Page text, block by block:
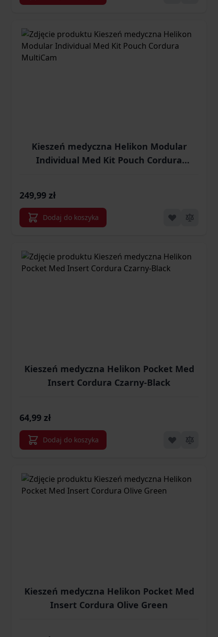
Kieszeń medyczna Helikon Modular
Individual Med Kit Pouch Cordura
249,99 zł
Dodaj do koszyka
Kieszeń medyczna Helikon Pocket Med
Insert Cordura Czarny-Black
64,99 zł
Dodaj do koszyka
Kieszeń medyczna Helikon Pocket Med
Insert Cordura Olive Green